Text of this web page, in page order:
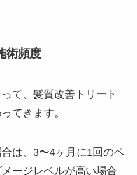
術頻度
て、髪質改善トリート
てきます。
は、3〜4ヶ月に1回のペ
ージレベルが高い場合